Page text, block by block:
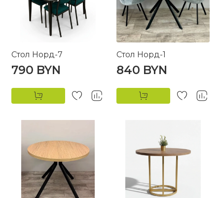
Стол Норд-7
790 BYN
Стол Норд-1
840 BYN